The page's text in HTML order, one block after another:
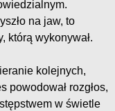
na jaw, to
którą wykonywał.
kolejnych,
powodował rozgłos,
w świetle